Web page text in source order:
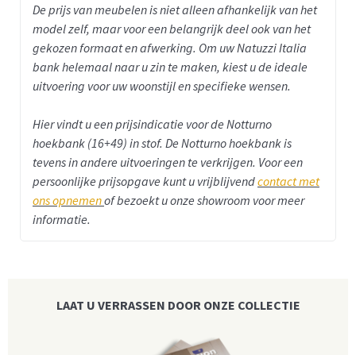
De prijs van meubelen is niet alleen afhankelijk van het
model zelf, maar voor een belangrijk deel ook van het
gekozen formaat en afwerking. Om uw Natuzzi Italia
bank helemaal naar u zin te maken, kiest u de ideale
uitvoering voor uw woonstijl en specifieke wensen.
Hier vindt u een prijsindicatie voor de Notturno
hoekbank (16+49) in stof. De Notturno hoekbank is
tevens in andere uitvoeringen te verkrijgen. Voor een
persoonlijke prijsopgave kunt u vrijblijvendcontact met
ons opnemenof bezoekt u onze showroom voor meer
informatie.
LAAT U VERRASSEN DOOR ONZE COLLECTIE